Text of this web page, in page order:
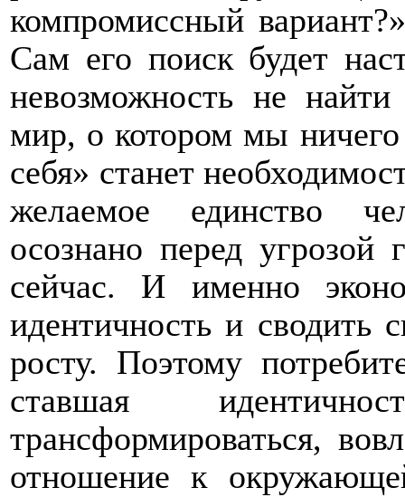
компромиссный
Сам его поиск будет
невозможность не
мир, о котором мы
себя» станет
желаемое единство
осознано перед
сейчас. И именно
идентичность и сводить
росту. Поэтому
ставшая
трансформироваться,
отношение к